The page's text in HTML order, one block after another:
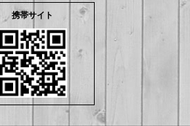
携帯サイト